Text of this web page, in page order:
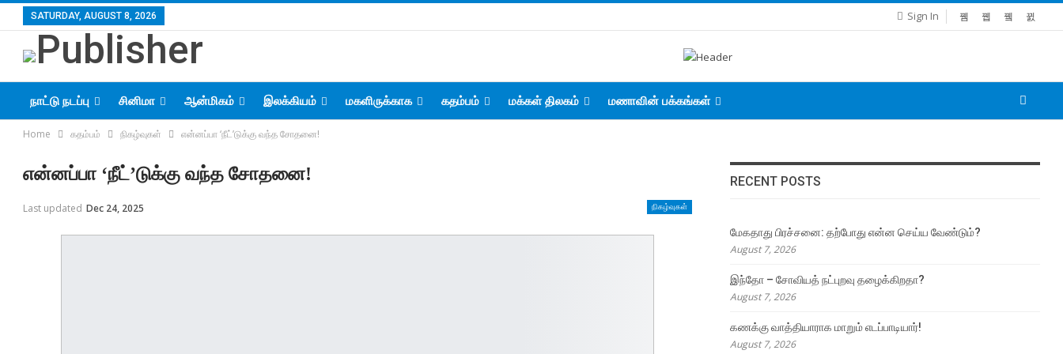
Sign In
SATURDAY, AUGUST 8, 2026
நாட்டு நடப்பு சினிமா ஆன்மிகம் இலக்கியம் மகளிருக்காக கதம்பம் மக்கள் திலகம் மணாவின் பக்கங்கள்
Home கதம்பம் நிகழ்வுகள் என்னப்பா ‘நீட்’டுக்கு வந்த சோதனை!
என்னப்பா ‘நீட்’டுக்கு வந்த சோதனை!
நிகழ்வுகள்
Last updated Dec 24, 2025
RECENT POSTS
மேகதாது பிரச்சனை: தற்போது என்ன செய்ய வேண்டும்?
August 7, 2026
இந்தோ – சோவியத் நட்புறவு தழைக்கிறதா?
August 7, 2026
கணக்கு வாத்தியாராக மாறும் எடப்பாடியார்!
August 7, 2026